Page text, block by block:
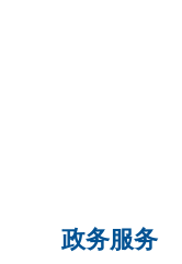
政务服务